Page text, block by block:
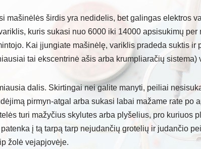
mašinėlės širdis yra nedidelis, bet galingas elektros
kuris sukasi nuo 6000 iki 14000 apsisukimų per
Kai įjungiate mašinėlę, variklis pradeda suktis ir
tai ekscentrinė ašis arba krumpliaračių sistema)
dalis. Skirtingai nei galite manyti, peiliai
pirmyn-atgal arba sukasi labai mažame rate po
turi mažyčius skylutes arba plyšelius, pro kuriuos
į tą tarpą tarp nejudančių grotelių ir judančio
žolė vejapjovėje.